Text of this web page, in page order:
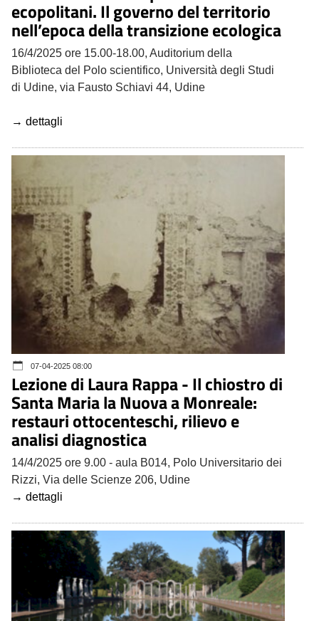
ecopolitani. Il governo del territorio
nell’epoca della transizione ecologica
16/4/2025 ore 15.00-18.00, Auditorium della
Biblioteca del Polo scientifico, Università degli Studi
di Udine, via Fausto Schiavi 44, Udine
→ dettagli
07-04-2025 08:00
Lezione di Laura Rappa - Il chiostro di
Santa Maria la Nuova a Monreale:
restauri ottocenteschi, rilievo e
analisi diagnostica
14/4/2025 ore 9.00 - aula B014, Polo Universitario dei
Rizzi, Via delle Scienze 206, Udine
→ dettagli